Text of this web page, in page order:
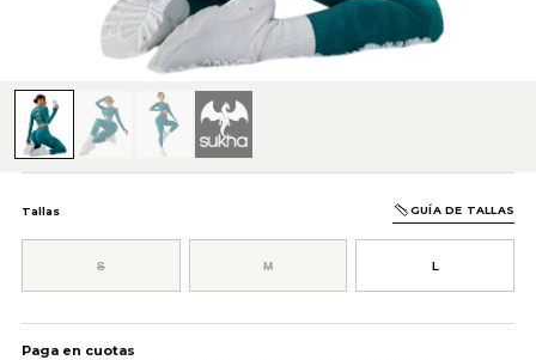
Tallas GUÍA DE TALLAS
S M L
AÑADIR AL CARRITO
Paga en cuotas